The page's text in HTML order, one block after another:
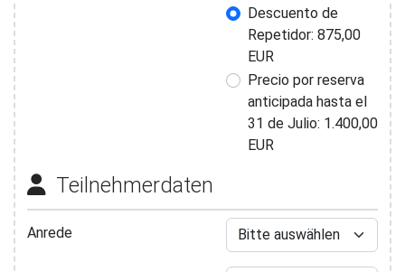
Descuento de
Repetidor: 875,00
EUR
Precio por reserva
anticipada hasta el
31 de Julio: 1.400,00
EUR
Teilnehmerdaten
Anrede